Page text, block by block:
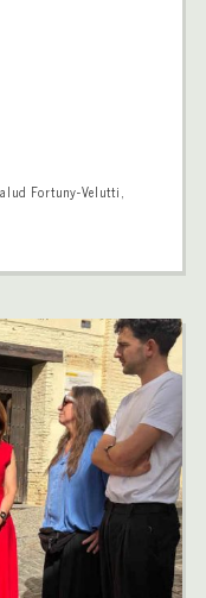
Fortuny-Velutti,